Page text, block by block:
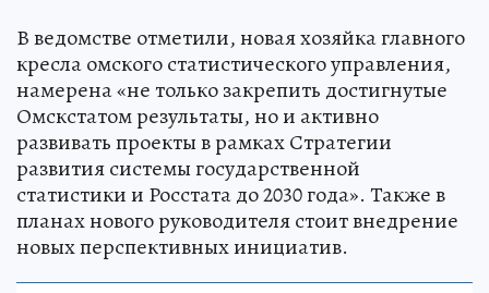
В ведомстве отметили, новая хозяйка главного
кресла омского статистического управления,
намерена «не только закрепить достигнутые
Омскстатом результаты, но и активно
развивать проекты в рамках Стратегии
развития системы государственной
статистики и Росстата до 2030 года». Также в
планах нового руководителя стоит внедрение
новых перспективных инициатив.